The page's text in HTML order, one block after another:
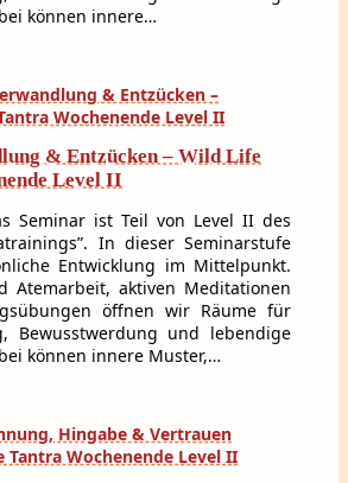
können innere…
& Entzücken – Wild Life
Level II
Seminar ist Teil von Level II des
In dieser Seminarstufe
Entwicklung im Mittelpunkt.
Atemarbeit, aktiven Meditationen
öffnen wir Räume für
Bewusstwerdung und lebendige
können innere Muster,…